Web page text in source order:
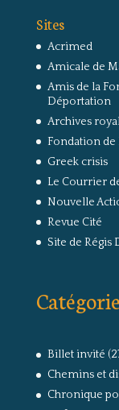
Sites
Acrimed
Amicale de
Amis de la
Déportation
Archives
Fondation de
Greek crisis
Le Courrier
Nouvelle
Revue Cité
Site de Régis
Billet invité
Chemins et
Chronique